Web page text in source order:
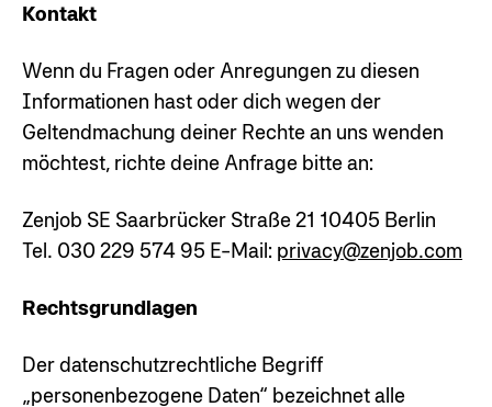
Kontakt
Wenn du Fragen oder Anregungen zu diesen
Informationen hast oder dich wegen der
Geltendmachung deiner Rechte an uns wenden
möchtest, richte deine Anfrage bitte an:
Zenjob SE Saarbrücker Straße 21 10405 Berlin
Tel. 030 229 574 95 E-Mail: privacy@zenjob.com
Rechtsgrundlagen
Der datenschutzrechtliche Begriff
„personenbezogene Daten“ bezeichnet alle